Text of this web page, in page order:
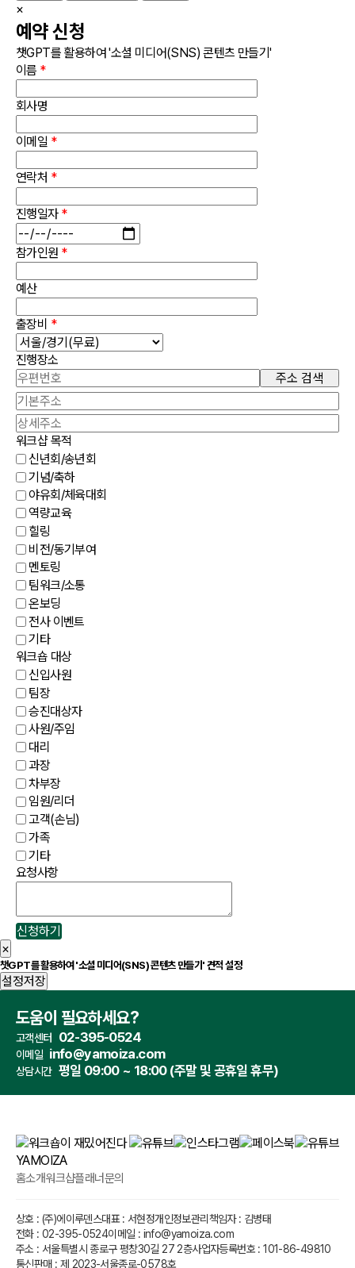
×
예약 신청
챗GPT를 활용하여 '소셜 미디어(SNS) 콘텐츠 만들기'
이름 *
회사명
이메일 *
연락처 *
진행일자 *
참가인원 *
예산
출장비 *
진행장소
주소 검색
워크샵 목적
신년회/송년회
기념/축하
야유회/체육대회
역량교육
힐링
비전/동기부여
멘토링
팀워크/소통
온보딩
전사 이벤트
기타
워크숍 대상
신입사원
팀장
승진대상자
사원/주임
대리
과장
차부장
임원/리더
고객(손님)
가족
기타
요청사항
신청하기
×
챗GPT를 활용하여 '소셜 미디어(SNS) 콘텐츠 만들기' 견적 설정
설정저장
도움이 필요하세요?
고객센터 02-395-0524
이메일 info@yamoiza.com
상담시간 평일 09:00 ~ 18:00 (주말 및 공휴일 휴무)
홈소개워크샵플래너문의
상호 : (주)에이루덴스대표 : 서현정개인정보관리책임자 : 김병태
전화 : 02-395-0524이메일 : info@yamoiza.com
주소 : 서울특별시 종로구 평창30길 27 2층사업자등록번호 : 101-86-49810
통신판매 : 제 2023-서울종로-0578호